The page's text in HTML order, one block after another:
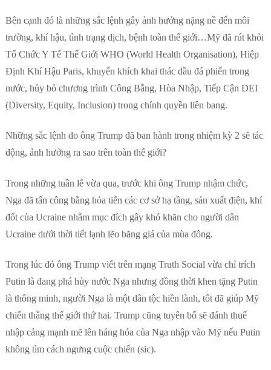
Bên cạnh đó là những sắc lệnh gây ảnh hưởng nặng nề đến môi
trường, khí hậu, tình trạng dịch, bệnh toàn thế giới…Mỹ đã rút khỏi
Tổ Chức Y Tế Thế Giới WHO (World Health Organisation), Hiệp
Định Khí Hậu Paris, khuyến khích khai thác dầu đá phiến trong
nước, hủy bỏ chương trình Công Bằng, Hòa Nhập, Tiếp Cận DEI
(Diversity, Equity, Inclusion) trong chính quyền liên bang.
Những sắc lệnh do ông Trump đã ban hành trong nhiệm kỳ 2 sẽ tác
động, ảnh hưởng ra sao trên toàn thế giới?
Trong những tuần lễ vừa qua, trước khi ông Trump nhậm chức,
Nga đã tấn công bằng hỏa tiễn các cơ sở hạ tầng, sản xuất điện, khí
đốt của Ucraine nhằm mục đích gây khó khăn cho người dân
Ucraine dưới thời tiết lạnh lẽo băng giá của mùa đông.
Trong lúc đó ông Trump viết trên mạng Truth Social vừa chỉ trích
Putin là đang phá hủy nước Nga nhưng đồng thời khen tặng Putin
là thông minh, người Nga là một dân tộc hiền lành, tốt đã giúp Mỹ
chiến thắng thế giới thứ hai. Trump cũng tuyên bố sẽ đánh thuế
nhập cảng mạnh mẽ lên háng hóa của Nga nhập vào Mỹ nếu Putin
không tìm cách ngưng cuộc chiến (sic).